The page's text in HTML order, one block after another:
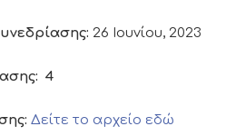
26 Ιουνίου, 2023
4
Δείτε το αρχείο εδώ